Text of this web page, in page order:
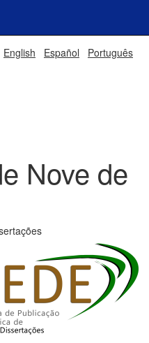
English Español Português
Nove de